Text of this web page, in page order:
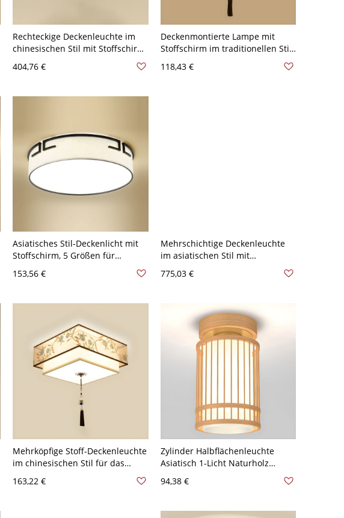
Rechteckige Deckenleuchte im
chinesischen Stil mit Stoffschirm
404,76 €
Deckenmontierte Lampe mit
Stoffschirm im traditionellen Stil
für das Wohnzimmer - 110V-120V
Pfau Quadrat
118,43 €
Asiatisches Stil-Deckenlicht mit
Stoffschirm, 5 Größen für
optionale Leuchten - 110V-120V
Dreistufiges Dimmen 40,64 cm
153,56 €
Mehrschichtige Deckenleuchte
im asiatischen Stil mit
31,5"
775,03 €
Mehrköpfige Stoff-Deckenleuchte
im chinesischen Stil für das
Wohnzimmer - 110V-120V Beige 4
Quadrat
163,22 €
Zylinder Halbflächenleuchte
Asiatisch 1-Licht Naturholz
Stoffschirm - Holz 110V-120V
94,38 €